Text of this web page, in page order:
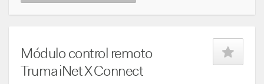
Módulo control remoto
Truma iNet X Connect